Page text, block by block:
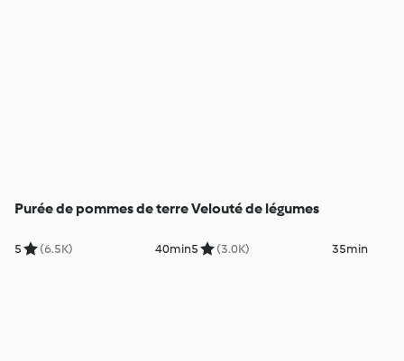
Purée de pommes de terre
5 (6.5K) 40min
Velouté de légumes
5 (3.0K) 35min